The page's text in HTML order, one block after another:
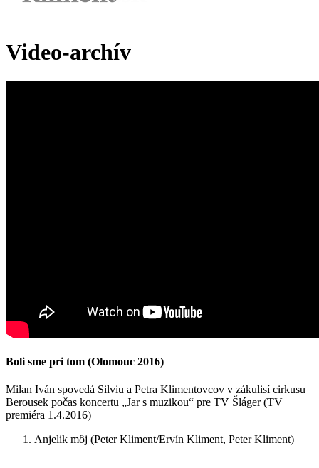
Video-archív
Boli sme pri tom (Olomouc 2016)
Milan Iván spovedá Silviu a Petra Klimentovcov v zákulisí cirkusu
Berousek počas koncertu „Jar s muzikou“ pre TV Šláger (TV
premiéra 1.4.2016)
Anjelik môj (Peter Kliment/Ervín Kliment, Peter Kliment)